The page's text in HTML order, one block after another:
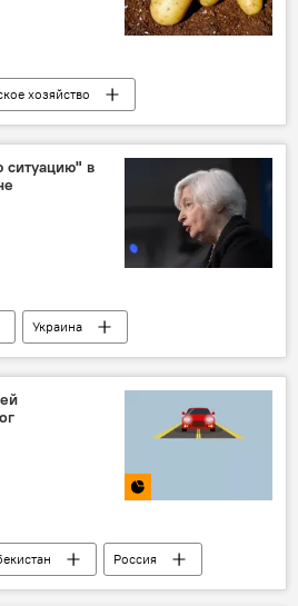
хозяйство
картофель
в
Украина
Россия
Казахстан